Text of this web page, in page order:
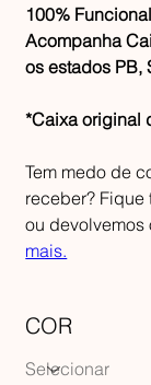
100% Funcional
Acompanha
os estados PB,
*Caixa original
Tem medo de
receber? Fique
ou
mais.
COR